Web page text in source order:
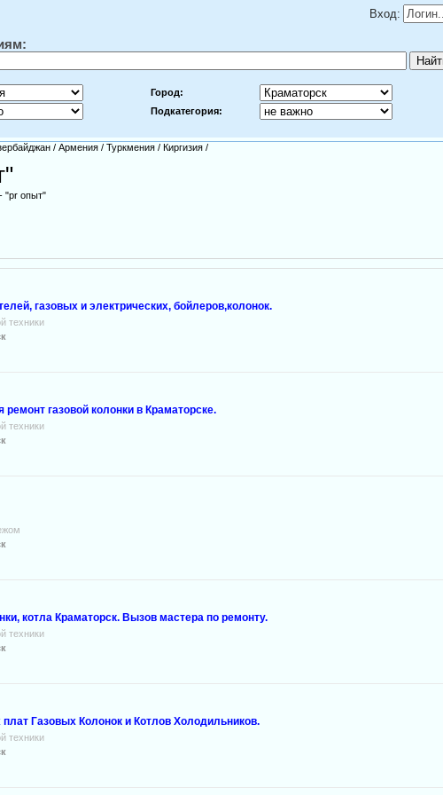
Вход:
Город:
Подкатегория:
/ Армения / Туркмения / Киргизия /
- "pr опыт"
газовых и электрических, бойлеров,колонок.
техники
газовой колонки в Краматорске.
техники
котла Краматорск. Вызов мастера по ремонту.
техники
Газовых Колонок и Котлов Холодильников.
техники